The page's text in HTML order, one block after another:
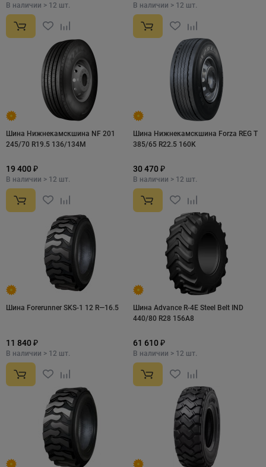
В наличии > 12 шт. В наличии > 12 шт.
Шина Нижнекамскшина NF 201
245/70 R19.5 136/134M
19 400 ₽
В наличии > 12 шт.
Шина Нижнекамскшина Forza REG T
385/65 R22.5 160K
30 470 ₽
В наличии > 12 шт.
Шина Forerunner SKS-1 12 R—16.5
11 840 ₽
В наличии > 12 шт.
Шина Advance R-4E Steel Belt IND
440/80 R28 156A8
61 610 ₽
В наличии > 12 шт.